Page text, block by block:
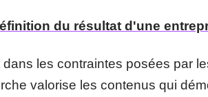
du résultat d'une
dans les contraintes posées par
valorise les contenus qui